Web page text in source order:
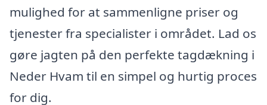
mulighed for at sammenligne priser og
tjenester fra specialister i området. Lad os
gøre jagten på den perfekte tagdækning i
Neder Hvam til en simpel og hurtig proces
for dig.